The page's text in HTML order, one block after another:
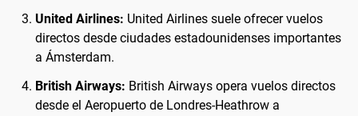
United Airlines: United Airlines suele ofrecer vuelos
directos desde ciudades estadounidenses importantes
a Ámsterdam.
British Airways: British Airways opera vuelos directos
desde el Aeropuerto de Londres-Heathrow a